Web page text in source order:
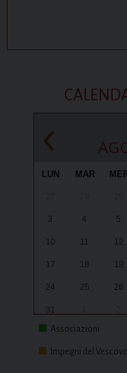
‹
LUN MAR
3 4 5
10 11 12
17 18 19
24 25 26
31
Associazioni
Impegni del Vescovo